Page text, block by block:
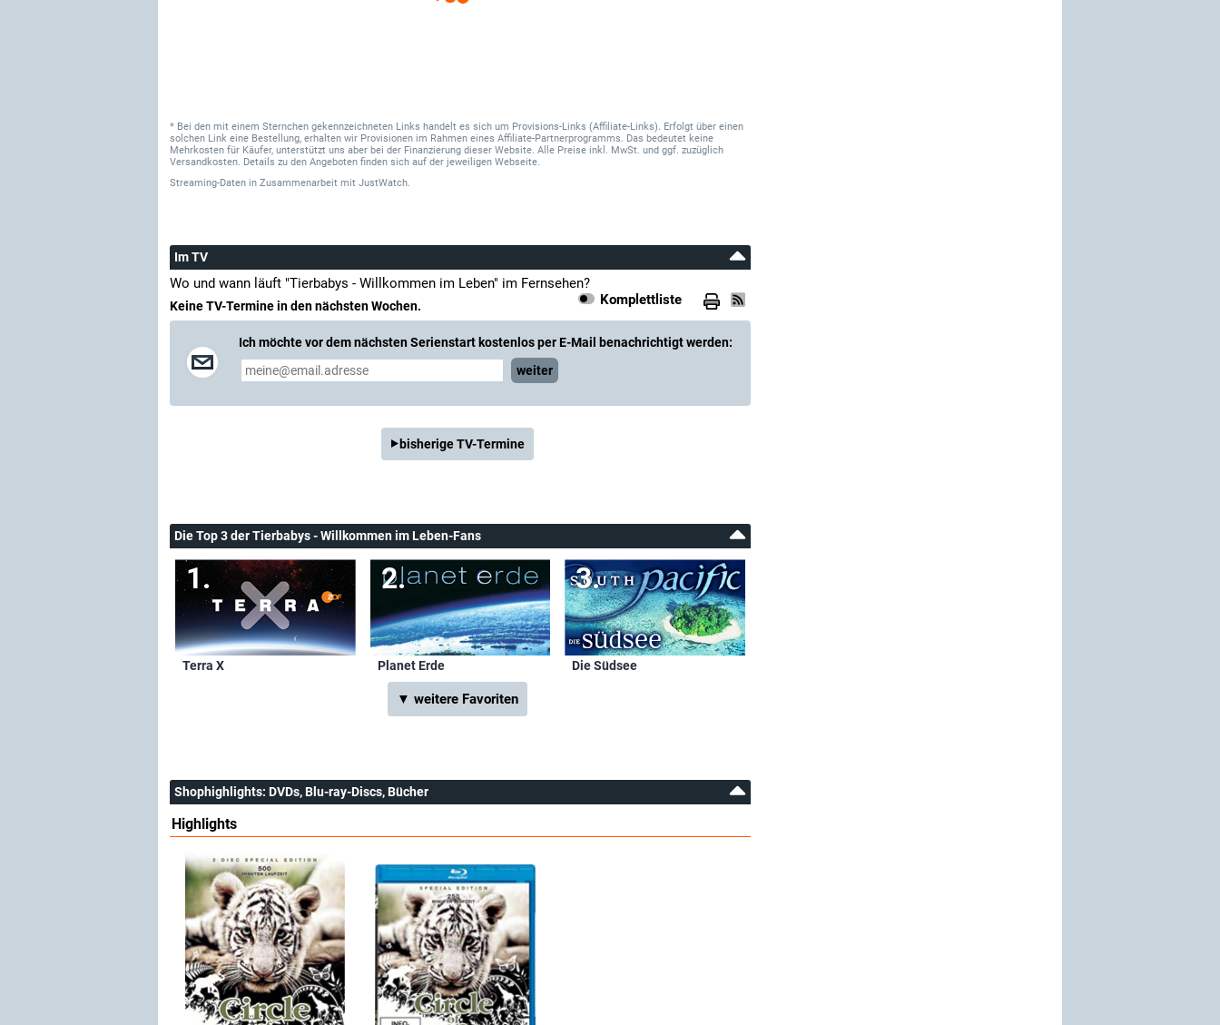
* Bei den mit einem Sternchen gekennzeichneten Links handelt es sich um Provisions-Links (Affiliate-Links). Erfolgt über einen
solchen Link eine Bestellung, erhalten wir Provisionen im Rahmen eines Affiliate-Partnerprogramms. Das bedeutet keine
Mehrkosten für Käufer, unterstützt uns aber bei der Finanzierung dieser Website. Alle Preise inkl. MwSt. und ggf. zuzüglich
Versandkosten. Details zu den Angeboten finden sich auf der jeweiligen Webseite.
Streaming-Daten in Zusammenarbeit mit JustWatch.
Im TV
Wo und wann läuft "Tierbabys - Willkommen im Leben" im Fernsehen?
Komplettliste
Keine TV-Termine in den nächsten Wochen.
Ich möchte vor dem nächsten Serienstart kostenlos per E-Mail benachrichtigt werden:
weiter
bisherige TV-Termine
Die Top 3 der Tierbabys - Willkommen im Leben-Fans
Terra X Planet Erde Die Südsee
▼ weitere Favoriten
Shophighlights: DVDs, Blu-ray-Discs, Bücher
Highlights